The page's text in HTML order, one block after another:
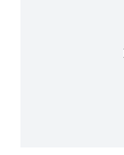
Curabitur
tincidunt,